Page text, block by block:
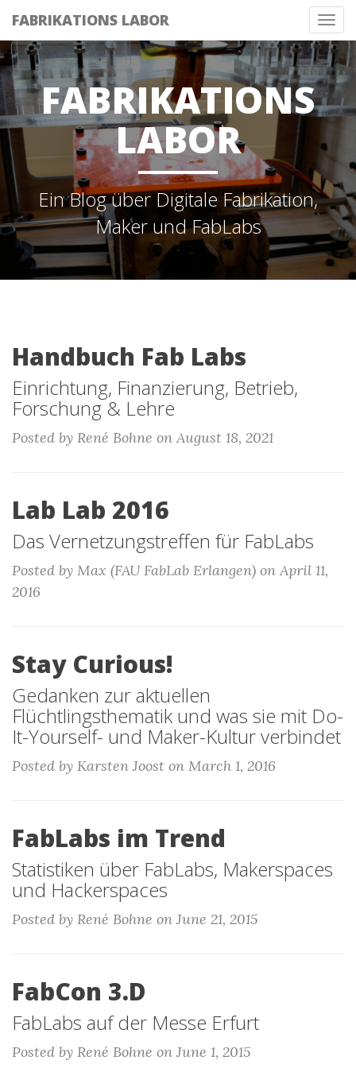
FABRIKATIONS LABOR
FABRIKATIONS
LABOR
Ein Blog über Digitale Fabrikation,
Maker und FabLabs
Handbuch Fab Labs
Einrichtung, Finanzierung, Betrieb,
Forschung & Lehre
Posted by René Bohne on August 18, 2021
Lab Lab 2016
Das Vernetzungstreffen für FabLabs
Posted by Max (FAU FabLab Erlangen) on April 11,
2016
Stay Curious!
Gedanken zur aktuellen
Flüchtlingsthematik und was sie mit Do-
It-Yourself- und Maker-Kultur verbindet
Posted by Karsten Joost on March 1, 2016
FabLabs im Trend
Statistiken über FabLabs, Makerspaces
und Hackerspaces
Posted by René Bohne on June 21, 2015
FabCon 3.D
FabLabs auf der Messe Erfurt
Posted by René Bohne on June 1, 2015